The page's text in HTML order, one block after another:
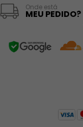
Onde está
MEU PEDIDO?